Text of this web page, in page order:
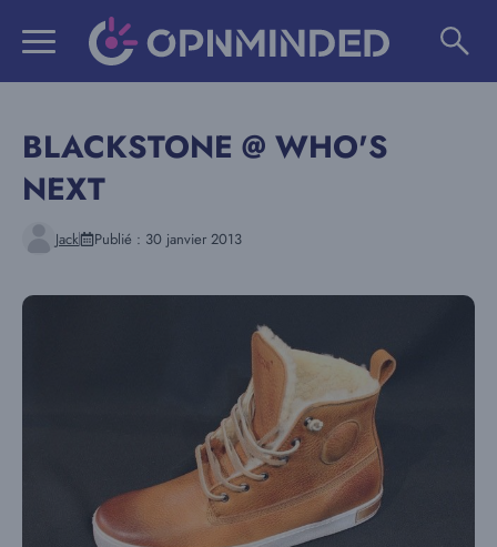
BLACKSTONE @ WHO'S
NEXT
Jack Publié : 30 janvier 2013